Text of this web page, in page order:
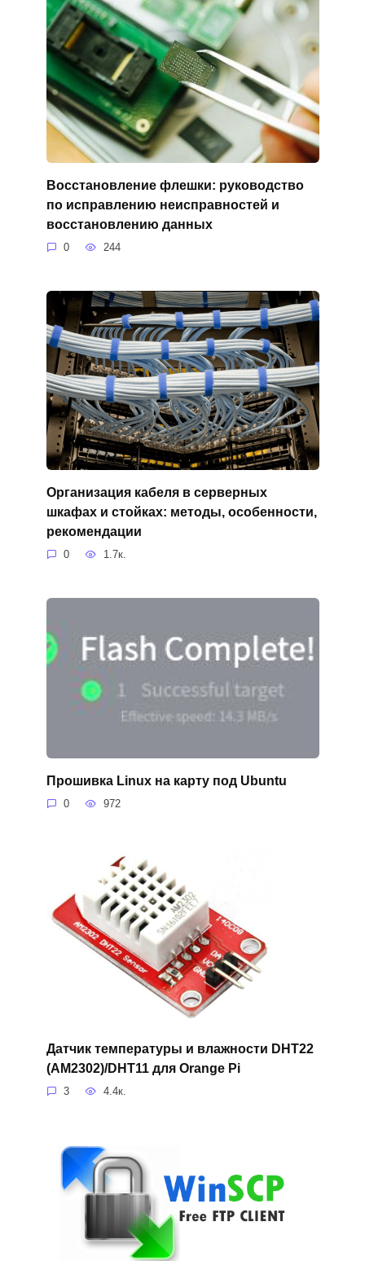
Восстановление флешки: руководство
по исправлению неисправностей и
восстановлению данных
0 244
Организация кабеля в серверных
шкафах и стойках: методы, особенности,
рекомендации
0 1.7к.
Прошивка Linux на карту под Ubuntu
0 972
Датчик температуры и влажности DHT22
(AM2302)/DHT11 для Orange Pi
3 4.4к.